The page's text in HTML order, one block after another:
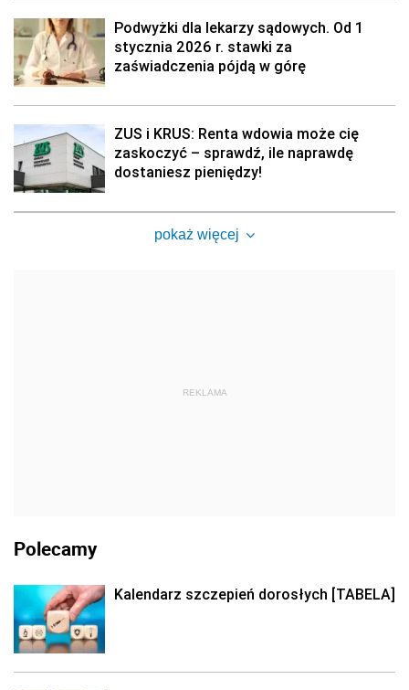
Podwyżki dla lekarzy sądowych. Od 1
stycznia 2026 r. stawki za
zaświadczenia pójdą w górę
ZUS i KRUS: Renta wdowia może cię
zaskoczyć – sprawdź, ile naprawdę
dostaniesz pieniędzy!
pokaż więcej
REKLAMA
Polecamy
Kalendarz szczepień dorosłych [TABELA]